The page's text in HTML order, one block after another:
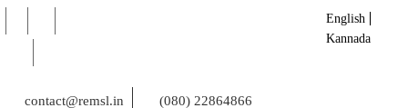
contact@remsl.in (080) 22864866
English
Kannada